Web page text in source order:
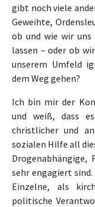
gibt noch viele
Geweihte,
ob und wie wir uns
lassen – oder ob
unserem Umfeld
dem Weg gehen?
Ich bin mir der
und weiß, dass
christlicher und
sozialen Hilfe all
sehr engagiert
Einzelne, als
politische